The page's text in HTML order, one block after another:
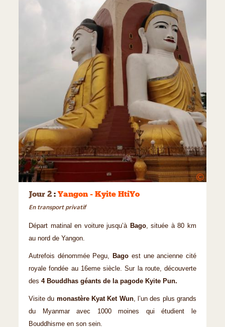
©
Jour 2 : Yangon - Kyite HtiYo
En transport privatif
Départ matinal en voiture jusqu’à Bago, située à 80 km
au nord de Yangon.
Autrefois dénommée Pegu, Bago est une ancienne cité
royale fon­dée au 16eme siècle. Sur la route, découverte
des 4 Bouddhas géants de la pagode Kyite Pun.
Visite du monastère Kyat Ket Wun, l’un des plus grands
du Myanmar avec 1000 moines qui étudient le
Bouddhisme en son sein.